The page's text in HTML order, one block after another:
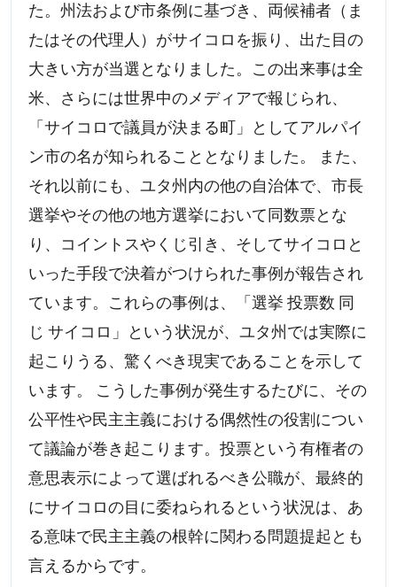
た。州法および市条例に基づき、両候補者（ま
たはその代理人）がサイコロを振り、出た目の
大きい方が当選となりました。この出来事は全
米、さらには世界中のメディアで報じられ、
「サイコロで議員が決まる町」としてアルパイ
ン市の名が知られることとなりました。 また、
それ以前にも、ユタ州内の他の自治体で、市長
選挙やその他の地方選挙において同数票とな
り、コイントスやくじ引き、そしてサイコロと
いった手段で決着がつけられた事例が報告され
ています。これらの事例は、「選挙 投票数 同
じ サイコロ」という状況が、ユタ州では実際に
起こりうる、驚くべき現実であることを示して
います。 こうした事例が発生するたびに、その
公平性や民主主義における偶然性の役割につい
て議論が巻き起こります。投票という有権者の
意思表示によって選ばれるべき公職が、最終的
にサイコロの目に委ねられるという状況は、あ
る意味で民主主義の根幹に関わる問題提起とも
言えるからです。